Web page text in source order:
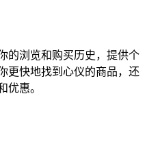
的浏览和购买历史，提供个
更快地找到心仪的商品，还
优惠。